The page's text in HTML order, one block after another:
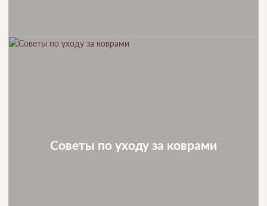
Советы по уходу за коврами